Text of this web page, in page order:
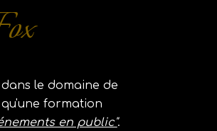
le domaine de
formation
en public".